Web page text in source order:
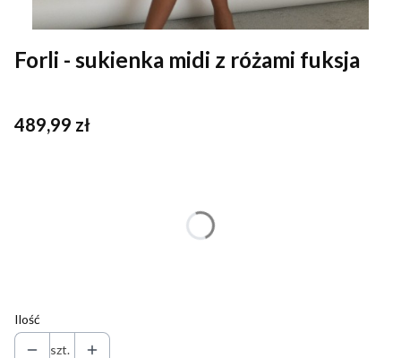
Forli - sukienka midi z różami fuksja
Cena
489,99 zł
Ilość
szt.